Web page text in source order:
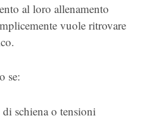
al loro allenamento
vuole ritrovare
se:
schiena o tensioni